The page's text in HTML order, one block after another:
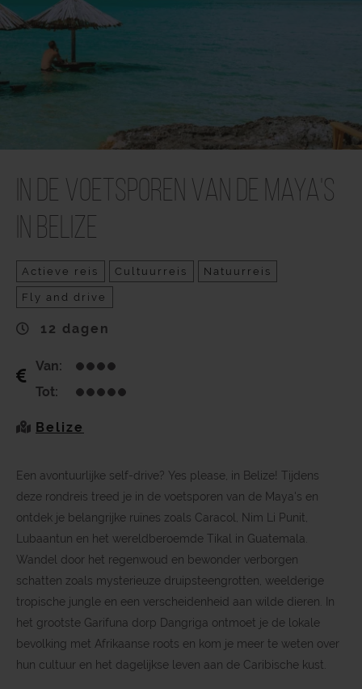
In de voetsporen van de Maya's
in Belize
Actieve reis Cultuurreis Natuurreis
Fly and drive
12 dagen
Van:
Tot:
Belize
Een avontuurlijke self-drive? Yes please, in Belize! Tijdens
deze rondreis treed je in de voetsporen van de Maya's en
ontdek je belangrijke ruïnes zoals Caracol, Nim Li Punit,
Lubaantun en het wereldberoemde Tikal in Guatemala.
Wandel door het regenwoud en bewonder verborgen
schatten zoals mysterieuze druipsteengrotten, weelderige
tropische jungle en een verscheidenheid aan wilde dieren. In
het grootste Garifuna dorp Dangriga ontmoet je de lokale
bevolking met Afrikaanse roots en kom je meer te weten over
hun cultuur en het dagelijkse leven aan de Caribische kust.